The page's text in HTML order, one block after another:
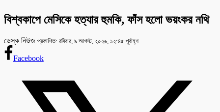
বিশ্বকাপে মেসিকে হত্যার হুমকি, ফাঁস হলো ভয়ংকর নথি
ডেস্ক নিউজ প্রকাশিত: রবিবার, ৯ আগস্ট, ২০২৬, ১২:৪৫ পূর্বাহ্ণ
Facebook